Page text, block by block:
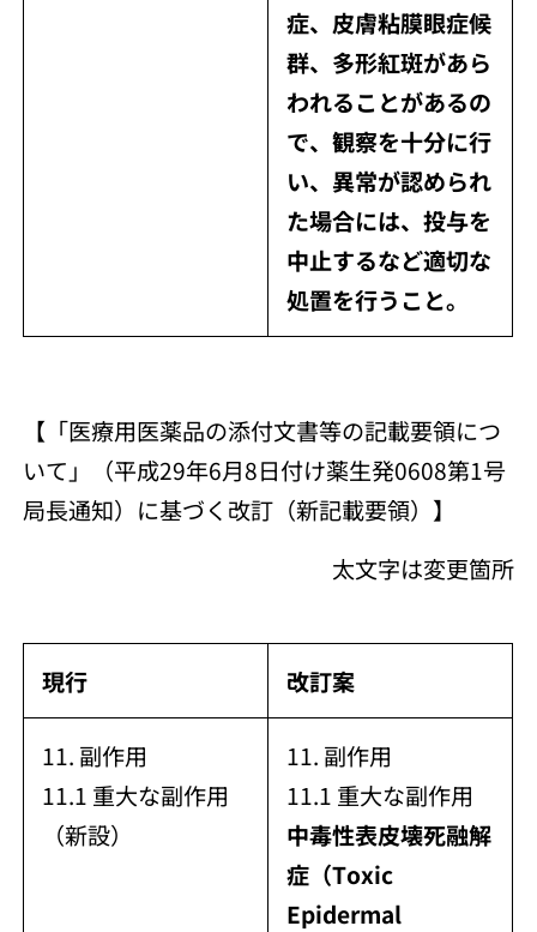
症、皮膚粘膜眼症候
群、多形紅斑があら
われることがあるの
で、観察を十分に行
い、異常が認められ
た場合には、投与を
中止するなど適切な
処置を行うこと。
【「医療用医薬品の添付文書等の記載要領につ
いて」（平成29年6月8日付け薬生発0608第1号
局長通知）に基づく改訂（新記載要領）】
太文字は変更箇所
現行 改訂案
11. 副作用
11.1 重大な副作用
（新設）
11. 副作用
11.1 重大な副作用
中毒性表皮壊死融解
症（Toxic
Epidermal